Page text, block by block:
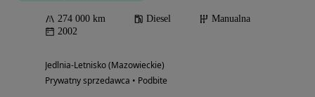
274 000 km Diesel
Manualna
2002
Jedlnia-Letnisko (Mazowieckie)
Prywatny sprzedawca • Podbite